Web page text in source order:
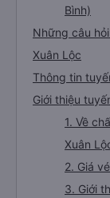
Bình)
Những câu
Xuân Lộc
Thông tin
Giới thiệu
1. Về
Xuân
2. Giá
3. Giới